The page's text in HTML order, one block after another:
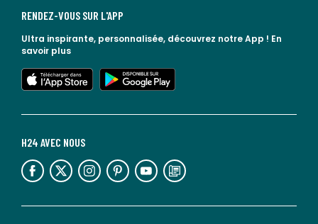
H24 AVEC NOUS
lien vers l'espace réseaux sociaux lien vers l'espace réseaux sociaux lien vers l'espace réseaux sociaux lien vers l'espace réseaux sociaux lien vers l'espace réseaux sociaux lien vers le blog la redoute
RENDEZ-VOUS SUR L'APP
Ultra inspirante, personnalisée, découvrez notre App ! En
savoir plus
lien vers l'app store
lien vers google play